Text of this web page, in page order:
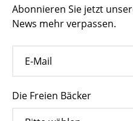
Abonnieren Sie jetzt
News mehr verpassen.
Die Freien Bäcker